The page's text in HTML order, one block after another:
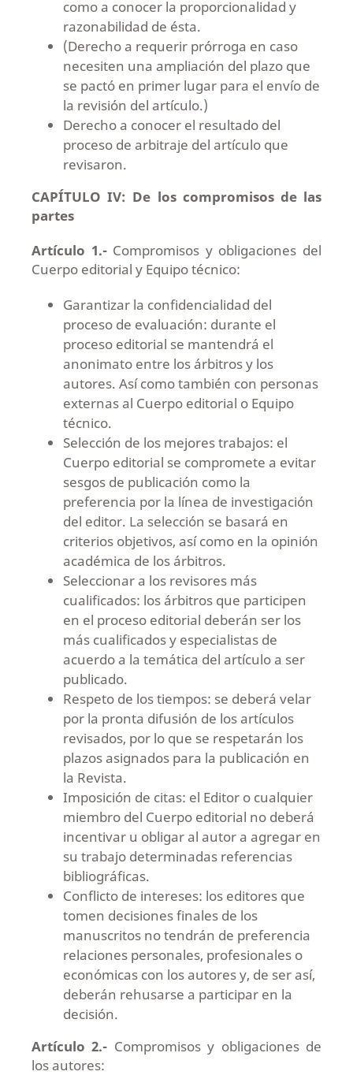
como a conocer la proporcionalidad y
razonabilidad de ésta.
(Derecho a requerir prórroga en caso
necesiten una ampliación del plazo que
se pactó en primer lugar para el envío de
la revisión del artículo.)
Derecho a conocer el resultado del
proceso de arbitraje del artículo que
revisaron.
CAPÍTULO IV: De los compromisos de las
partes
Artículo 1.-Compromisos y obligaciones del
Cuerpo editorial y Equipo técnico:
Garantizar la confidencialidad del
proceso de evaluación: durante el
proceso editorial se mantendrá el
anonimato entre los árbitros y los
autores. Así como también con personas
externas al Cuerpo editorial o Equipo
técnico.
Selección de los mejores trabajos: el
Cuerpo editorial se compromete a evitar
sesgos de publicación como la
preferencia por la línea de investigación
del editor. La selección se basará en
criterios objetivos, así como en la opinión
académica de los árbitros.
Seleccionar a los revisores más
cualificados: los árbitros que participen
en el proceso editorial deberán ser los
más cualificados y especialistas de
acuerdo a la temática del artículo a ser
publicado.
Respeto de los tiempos: se deberá velar
por la pronta difusión de los artículos
revisados, por lo que se respetarán los
plazos asignados para la publicación en
la Revista.
Imposición de citas: el Editor o cualquier
miembro del Cuerpo editorial no deberá
incentivar u obligar al autor a agregar en
su trabajo determinadas referencias
bibliográficas.
Conflicto de intereses: los editores que
tomen decisiones finales de los
manuscritos no tendrán de preferencia
relaciones personales, profesionales o
económicas con los autores y, de ser así,
deberán rehusarse a participar en la
decisión.
Artículo 2.- Compromisos y obligaciones de
los autores: